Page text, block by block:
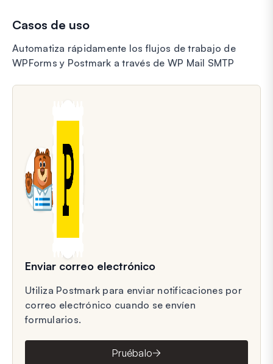
Casos de uso
Automatiza rápidamente los flujos de trabajo de
WPForms y Postmark a través de WP Mail SMTP
Enviar correo electrónico
Utiliza Postmark para enviar notificaciones por
correo electrónico cuando se envíen
formularios.
Pruébalo